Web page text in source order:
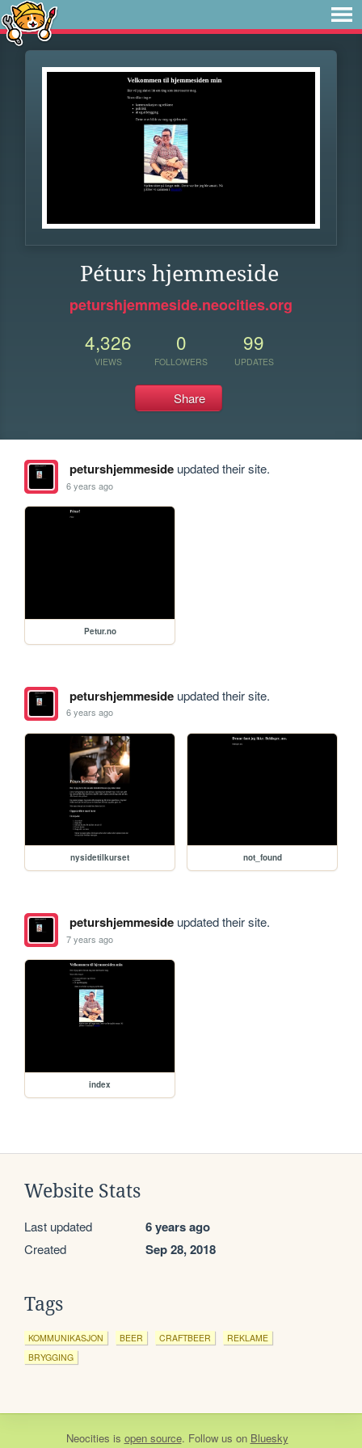
Péturs hjemmeside
peturshjemmeside.neocities.org
4,326
VIEWS
0
FOLLOWERS
99
UPDATES
Share
peturshjemmesideupdated their site.
6 years ago
Petur.no
peturshjemmesideupdated their site.
6 years ago
nysidetilkurset not_found
peturshjemmesideupdated their site.
7 years ago
index
Website Stats
Last updated 6 years ago
Created Sep 28, 2018
Tags
KOMMUNIKASJON BEER CRAFTBEER
REKLAME
BRYGGING
Neocities is open source. Follow us on Bluesky